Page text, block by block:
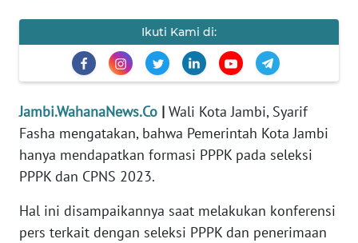
Ikuti Kami di:
Jambi.WahanaNews.Co | Wali Kota Jambi, Syarif
Fasha mengatakan, bahwa Pemerintah Kota Jambi
hanya mendapatkan formasi PPPK pada seleksi
PPPK dan CPNS 2023.
Hal ini disampaikannya saat melakukan konferensi
pers terkait dengan seleksi PPPK dan penerimaan
KONTAK
TENTANG
KAMI
MEDIA
SIBER